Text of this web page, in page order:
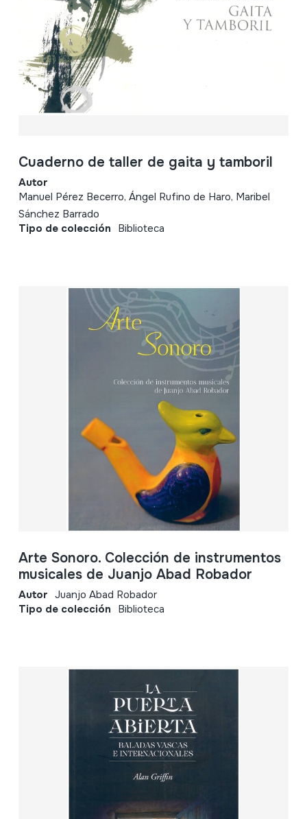
Cuaderno de taller de gaita y tamboril
Autor
Manuel Pérez Becerro, Ángel Rufino de Haro, Maribel
Sánchez Barrado
Tipo de colección Biblioteca
Arte Sonoro. Colección de instrumentos
musicales de Juanjo Abad Robador
Autor Juanjo Abad Robador
Tipo de colección Biblioteca